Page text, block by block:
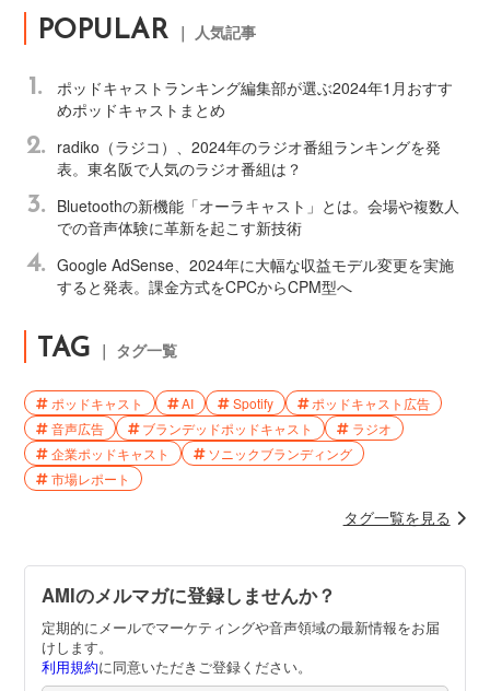
POPULAR ｜ 人気記事
1.
ポッドキャストランキング編集部が選ぶ2024年1月おすす
めポッドキャストまとめ
2.
radiko（ラジコ）、2024年のラジオ番組ランキングを発
表。東名阪で人気のラジオ番組は？
3.
Bluetoothの新機能「オーラキャスト」とは。会場や複数人
での音声体験に革新を起こす新技術
4. Google AdSense、2024年に大幅な収益モデル変更を実施
すると発表。課金方式をCPCからCPM型へ
TAG ｜ タグ一覧
ポッドキャスト AI Spotify
ポッドキャスト広告
音声広告
ブランデッドポッドキャスト
ラジオ
企業ポッドキャスト
ソニックブランディング
市場レポート
タグ一覧を見る
AMIのメルマガに登録しませんか？
定期的にメールでマーケティングや音声領域の最新情報をお届
けします。
利用規約に同意いただきご登録ください。